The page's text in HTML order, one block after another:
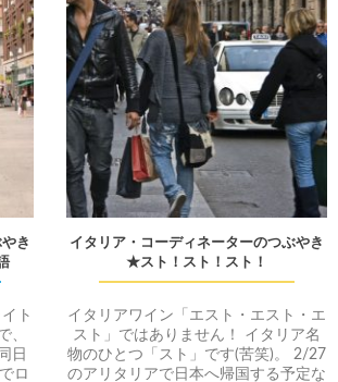
き
ト
、
日
ロ
イタリア・コーディネーターのつぶやき
★スト！スト！スト！
イタリアワイン「エスト・エスト・エ
スト」ではありません！ イタリア名
物のひとつ「スト」です(苦笑)。 2/27
のアリタリアで日本へ帰国する予定な